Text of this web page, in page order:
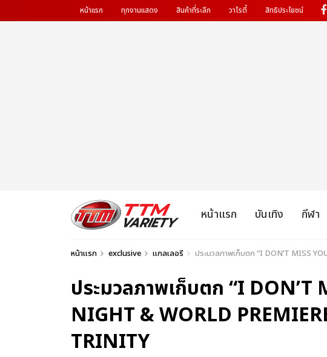
หน้าแรก ทุกงานแสดง สินค้าที่ระลึก วาไรตี้ สิทธิประโยชน์
หน้าแรก บันเทิง กีฬา
หน้าแรก exclusive แกลเลอรี ประมวลภาพเก็บตก “I DON’T MISS
ประมวลภาพเก็บตก “I DON’T
NIGHT & WORLD
TRINITY